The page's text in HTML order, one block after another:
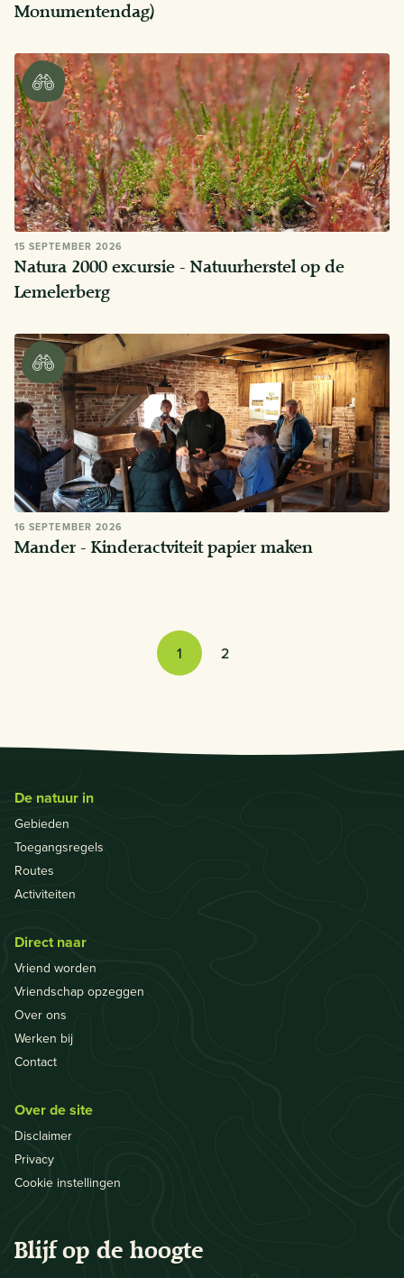
Monumentendag)
15 SEPTEMBER 2026
Natura 2000 excursie - Natuurherstel op de
Lemelerberg
16 SEPTEMBER 2026
Mander - Kinderactviteit papier maken
Je bent op pagina
1 2
De natuur in
Gebieden
Toegangsregels
Routes
Activiteiten
Direct naar
Vriend worden
Vriendschap opzeggen
Over ons
Werken bij
Contact
Over de site
Disclaimer
Privacy
Cookie instellingen
Blijf op de hoogte